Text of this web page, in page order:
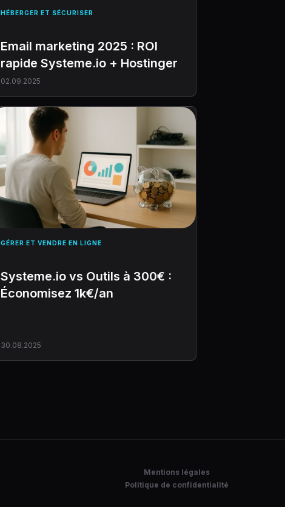
HÉBERGER ET SÉCURISER
Email marketing 2025 : ROI
rapide Systeme.io + Hostinger
02.09.2025
GÉRER ET VENDRE EN LIGNE
Systeme.io vs Outils à 300€ :
Économisez 1k€/an
30.08.2025
Mentions légales
Politique de confidentialité